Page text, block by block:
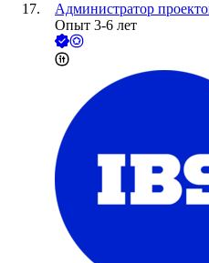
Администратор
Опыт 3-6 лет